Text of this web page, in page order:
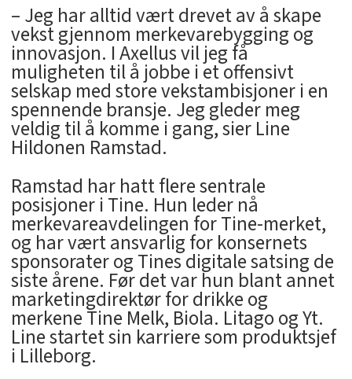
– Jeg har alltid vært drevet av å skape
vekst gjennom merkevarebygging og
innovasjon. I Axellus vil jeg få
muligheten til å jobbe i et offensivt
selskap med store vekstambisjoner i en
spennende bransje. Jeg gleder meg
veldig til å komme i gang, sier Line
Hildonen Ramstad.
Ramstad har hatt flere sentrale
posisjoner i Tine. Hun leder nå
merkevareavdelingen for Tine-merket,
og har vært ansvarlig for konsernets
sponsorater og Tines digitale satsing de
siste årene. Før det var hun blant annet
marketingdirektør for drikke og
merkene Tine Melk, Biola. Litago og Yt.
Line startet sin karriere som produktsjef
i Lilleborg.